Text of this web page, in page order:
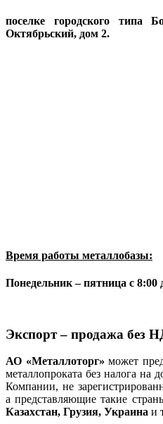
поселке городского типа
Октябрьский, дом 2.
Время работы металлобазы:
Понедельник – пятница с 8:00
Экспорт – продажа без
АО «Металлоторг» может
металлопроката без налога
Компании, не
а представляющие такие
Казахстан, Грузия, Украина и